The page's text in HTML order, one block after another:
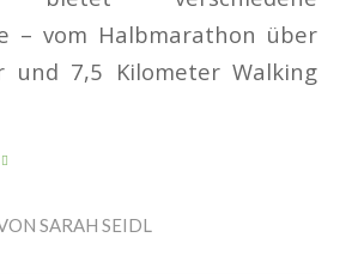
– vom Halbmarathon über
und 7,5 Kilometer Walking
SARAH SEIDL